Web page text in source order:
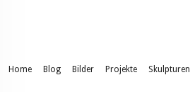
Home Blog Bilder Projekte Skulpturen